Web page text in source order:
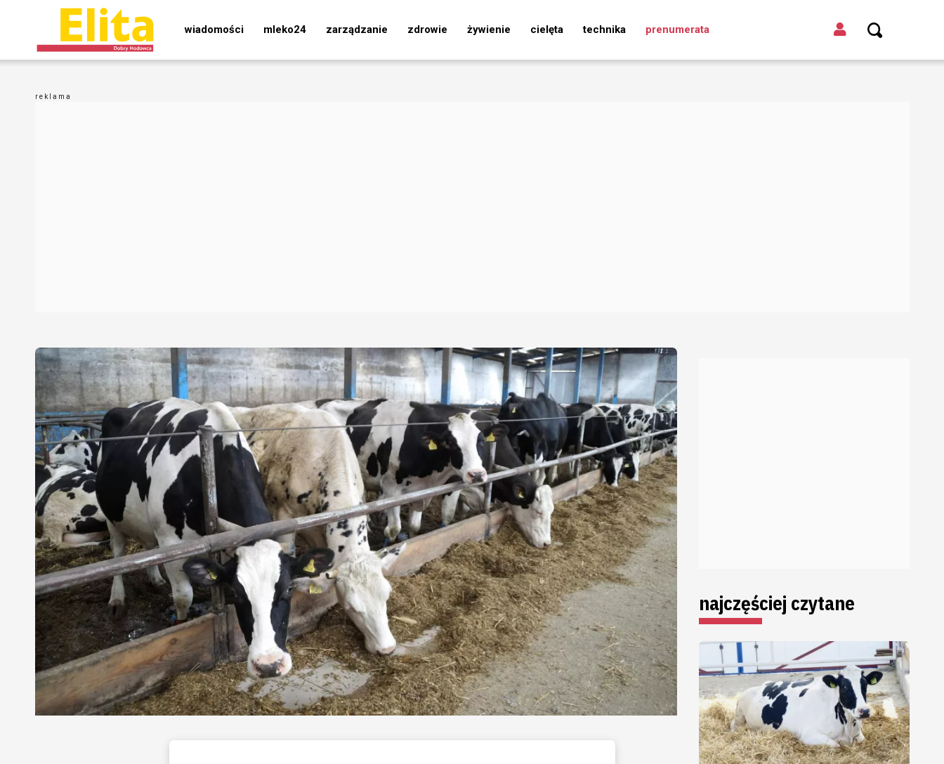
wiadomości mleko24 zarządzanie zdrowie żywienie cielęta technika prenumerata
najczęściej czytane